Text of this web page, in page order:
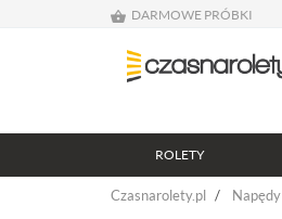
DARMOWE PRÓBKI
ROLETY
Czasnarolety.pl Napędy